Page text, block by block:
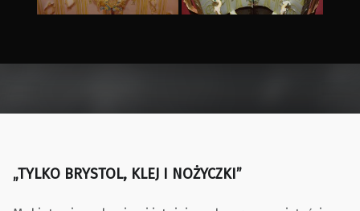
„TYLKO BRYSTOL, KLEJ I NOŻYCZKI”